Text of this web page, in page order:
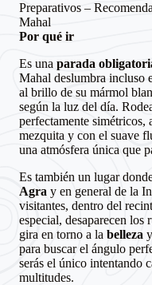
Preparativos –
Mahal
Por qué ir
Es una parada
Mahal deslumbra incluso
al brillo de su mármol
según la luz del día.
perfectamente simétricos,
mezquita y con el suave
una atmósfera única que
Es también un lugar
Agra y en general de la
visitantes, dentro del
especial, desaparecen
gira en torno a la belleza
para buscar el ángulo
serás el único intentando
multitudes.